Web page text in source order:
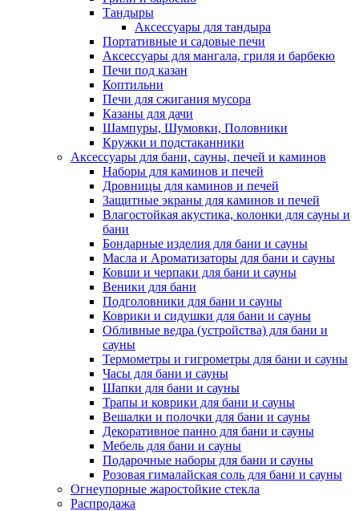
Тандыры
Аксессуары для тандыра
Портативные и садовые печи
Аксессуары для мангала, гриля и барбекю
Печи под казан
Коптильни
Печи для сжигания мусора
Казаны для дачи
Шампуры, Шумовки, Половники
Кружки и подстаканники
Аксессуары для бани, сауны, печей и каминов
Наборы для каминов и печей
Дровницы для каминов и печей
Защитные экраны для каминов и печей
Влагостойкая акустика, колонки для сауны и
бани
Бондарные изделия для бани и сауны
Масла и Ароматизаторы для бани и сауны
Ковши и черпаки для бани и сауны
Веники для бани
Подголовники для бани и сауны
Коврики и сидушки для бани и сауны
Обливные ведра (устройства) для бани и
сауны
Термометры и гигрометры для бани и сауны
Часы для бани и сауны
Шапки для бани и сауны
Трапы и коврики для бани и сауны
Вешалки и полочки для бани и сауны
Декоративное панно для бани и сауны
Мебель для бани и сауны
Подарочные наборы для бани и сауны
Розовая гималайская соль для бани и сауны
Огнеупорные жаростойкие стекла
Распродажа